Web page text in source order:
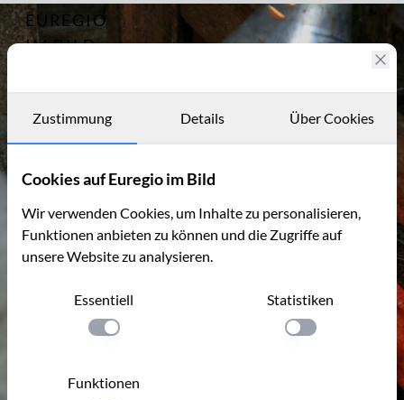
EUREGIO
IM BILD
Archiv
Kontakt
Archiv 874
Zustimmung Details Über Cookies
Cookies auf Euregio im Bild
Wir verwenden Cookies, um Inhalte zu personalisieren,
Funktionen anbieten zu können und die Zugriffe auf
unsere Website zu analysieren.
Essentiell
Einstellung anwenden
Statistiken
Einstellung
Funktionen